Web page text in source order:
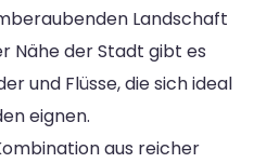
Landschaft
Nähe der Stadt gibt es
und Flüsse, die sich ideal
eignen.
aus reicher